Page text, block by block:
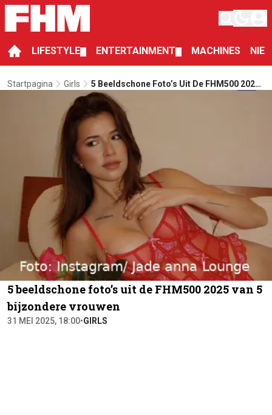
LIFESTYLE ENTERTAINMENT MACHINES
Startpagina Girls
5 Beeldschone Foto’s Uit De FHM500 2025
Van 5 Bijzondere Vrouwen
5 beeldschone foto’s uit de FHM500 2025 van 5
bijzondere vrouwen
31 MEI 2025, 18:00•GIRLS